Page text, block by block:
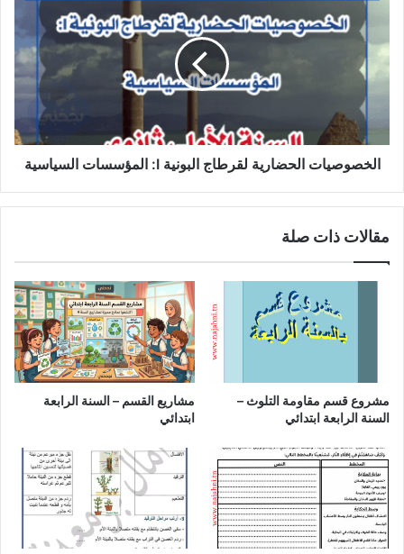
الحضارية
لقرطاج
البونية
المؤسسات
السياسية
الخصوصيات الحضارية لقرطاج البونية I: المؤسسات السياسية
مقالات ذات صلة
مشروع قسم مقاومة التلوث –
السنة الرابعة ابتدائي
مشاريع القسم – السنة الرابعة
ابتدائي